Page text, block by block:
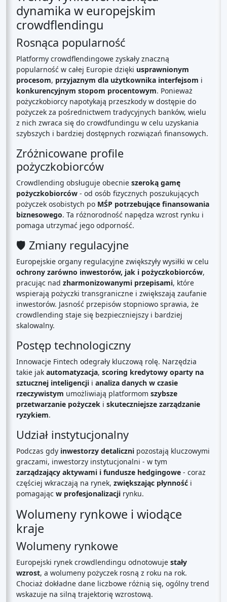
dynamika w europejskim
crowdflendingu
Rosnąca popularność
Platformy crowdflendingowe zyskały znaczną
popularność w całej Europie dzięki usprawnionym
procesom, przyjaznym dla użytkownika interfejsom i
konkurencyjnym stopom procentowym. Ponieważ
pożyczkobiorcy napotykają przeszkody w dostępie do
pożyczek za pośrednictwem tradycyjnych banków, wielu
z nich zwraca się do crowdfundingu w celu uzyskania
szybszych i bardziej dostępnych rozwiązań finansowych.
Zróżnicowane profile
pożyczkobiorców
Crowdlending obsługuje obecnie szeroką gamę
pożyczkobiorców - od osób fizycznych poszukujących
pożyczek osobistych po MŚP potrzebujące finansowania
biznesowego. Ta różnorodność napędza wzrost rynku i
pomaga utrzymać jego odporność.
🛡️ Zmiany regulacyjne
Europejskie organy regulacyjne zwiększyły wysiłki w celu
ochrony zarówno inwestorów, jak i pożyczkobiorców,
pracując nad zharmonizowanymi przepisami, które
wspierają pożyczki transgraniczne i zwiększają zaufanie
inwestorów. Jasność przepisów stopniowo sprawia, że
crowdlending staje się bezpieczniejszy i bardziej
skalowalny.
Postęp technologiczny
Innowacje Fintech odegrały kluczową rolę. Narzędzia
takie jak automatyzacja, scoring kredytowy oparty na
sztucznej inteligencji i analiza danych w czasie
rzeczywistym umożliwiają platformom szybsze
przetwarzanie pożyczek i skuteczniejsze zarządzanie
ryzykiem.
Udział instytucjonalny
Podczas gdy inwestorzy detaliczni pozostają kluczowymi
graczami, inwestorzy instytucjonalni - w tym
zarządzający aktywami i fundusze hedgingowe - coraz
częściej wkraczają na rynek, zwiększając płynność i
pomagając w profesjonalizacji rynku.
Wolumeny rynkowe i wiodące
kraje
Wolumeny rynkowe
Europejski rynek crowdlendingu odnotowuje stały
wzrost, a wolumeny pożyczek rosną z roku na rok.
Chociaż dokładne dane liczbowe różnią się, ogólny trend
wskazuje na silną trajektorię wzrostową.